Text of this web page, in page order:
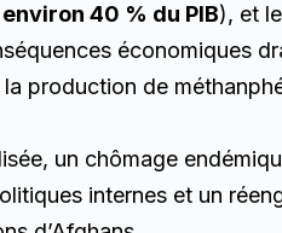
40 % du PIB), et
économiques
production de
un chômage
internes et un